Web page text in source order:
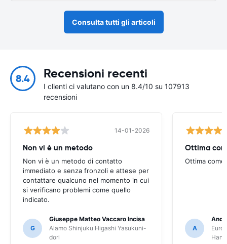
Consulta tutti gli articoli
8.4 Recensioni recenti
I clienti ci valutano con un 8.4/10 su 107913
recensioni
14-01-2026
Non vi è un metodo
Non vi è un metodo di contatto
immediato e senza fronzoli e attese per
contattare qualcuno nel momento in cui
si verificano problemi come quello
indicato.
G
Giuseppe Matteo Vaccaro Incisa
Alamo Shinjuku Higashi Yasukuni-
dori
Ottima
Ottima come
A